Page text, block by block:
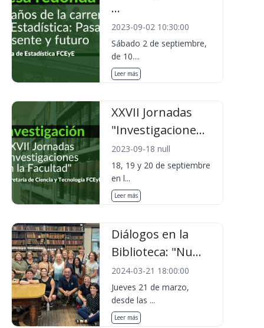
...
2023-09-02 10:30:00
Sábado 2 de septiembre,
de 10....
Leer más
XXVII Jornadas
"Investigacione...
2023-09-18 null
18, 19 y 20 de septiembre
en l...
Leer más
Diálogos en la
Biblioteca: "Nu...
2024-03-21 18:00:00
Jueves 21 de marzo,
desde las ...
Leer más